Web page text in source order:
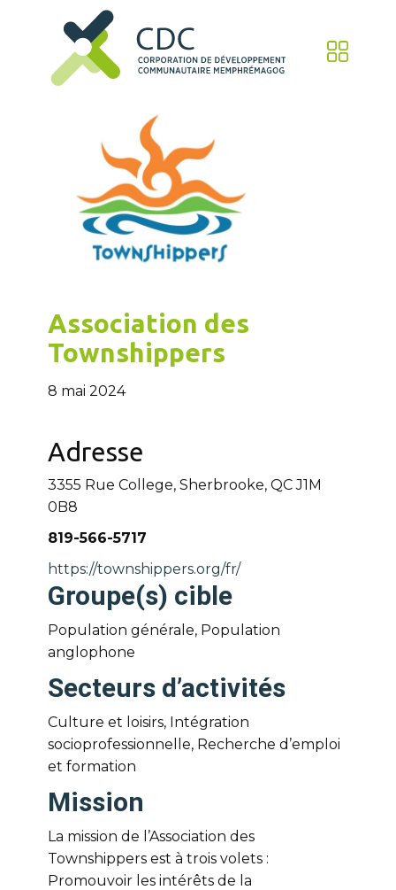
Association des
Townshippers
8 mai 2024
Adresse
3355 Rue College, Sherbrooke, QC J1M
0B8
819-566-5717
https://townshippers.org/fr/
Groupe(s) cible
Population générale, Population
anglophone
Secteurs d’activités
Culture et loisirs, Intégration
socioprofessionnelle, Recherche d’emploi
et formation
Mission
La mission de l’Association des
Townshippers est à trois volets :
Promouvoir les intérêts de la